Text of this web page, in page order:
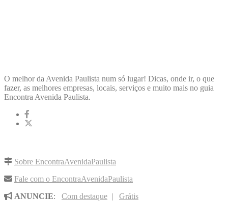
O melhor da Avenida Paulista num só lugar! Dicas, onde ir, o que
fazer, as melhores empresas, locais, serviços e muito mais no guia
Encontra Avenida Paulista.
Sobre EncontraAvenidaPaulista
Fale com o EncontraAvenidaPaulista
ANUNCIE: Com destaque | Grátis